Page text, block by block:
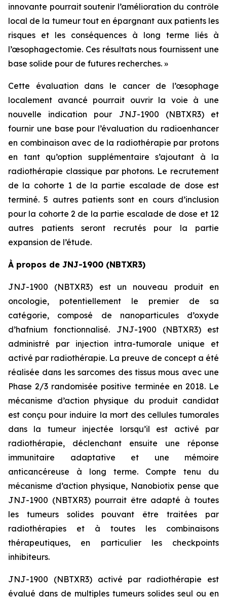
innovante pourrait soutenir l’amélioration du contrôle
local de la tumeur tout en épargnant aux patients les
risques et les conséquences à long terme liés à
l’œsophagectomie. Ces résultats nous fournissent une
base solide pour de futures recherches. »
Cette évaluation dans le cancer de l’œsophage
localement avancé pourrait ouvrir la voie à une
nouvelle indication pour JNJ-1900 (NBTXR3) et
fournir une base pour l’évaluation du radioenhancer
en combinaison avec de la radiothérapie par protons
en tant qu’option supplémentaire s’ajoutant à la
radiothérapie classique par photons. Le recrutement
de la cohorte 1 de la partie escalade de dose est
terminé. 5 autres patients sont en cours d’inclusion
pour la cohorte 2 de la partie escalade de dose et 12
autres patients seront recrutés pour la partie
expansion de l’étude.
À propos de JNJ-1900 (NBTXR3)
JNJ-1900 (NBTXR3) est un nouveau produit en
oncologie, potentiellement le premier de sa
catégorie, composé de nanoparticules d’oxyde
d’hafnium fonctionnalisé. JNJ-1900 (NBTXR3) est
administré par injection intra-tumorale unique et
activé par radiothérapie. La preuve de concept a été
réalisée dans les sarcomes des tissus mous avec une
Phase 2/3 randomisée positive terminée en 2018. Le
mécanisme d’action physique du produit candidat
est conçu pour induire la mort des cellules tumorales
dans la tumeur injectée lorsqu’il est activé par
radiothérapie, déclenchant ensuite une réponse
immunitaire adaptative et une mémoire
anticancéreuse à long terme. Compte tenu du
mécanisme d’action physique, Nanobiotix pense que
JNJ-1900 (NBTXR3) pourrait être adapté à toutes
les tumeurs solides pouvant être traitées par
radiothérapies et à toutes les combinaisons
thérapeutiques, en particulier les checkpoints
inhibiteurs.
JNJ-1900 (NBTXR3) activé par radiothérapie est
évalué dans de multiples tumeurs solides seul ou en